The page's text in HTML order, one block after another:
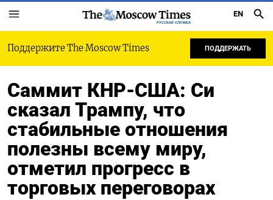
РУССКАЯ СЛУЖБА
EN
Поддержите The Moscow Times ПОДДЕРЖАТЬ
Саммит КНР-США: Си
сказал Трампу, что
стабильные отношения
полезны всему миру,
отметил прогресс в
торговых переговорах